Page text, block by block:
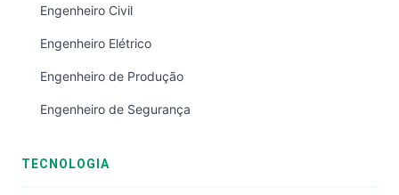
Engenheiro Civil
Engenheiro Elétrico
Engenheiro de Produção
Engenheiro de Segurança
TECNOLOGIA